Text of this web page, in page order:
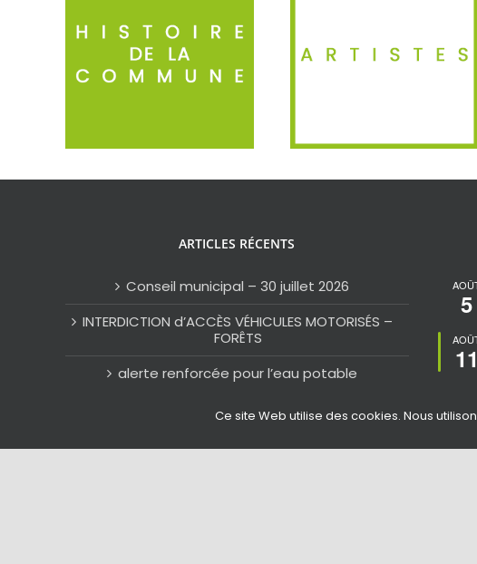
ARTICLES RÉCENTS
Conseil municipal – 30 juillet 2026
INTERDICTION d’ACCÈS VÉHICULES MOTORISÉS –
FORÊTS
alerte renforcée pour l’eau potable
Alerte Orange Canicule
5
11
Ce site Web utilise des cookies. Nous